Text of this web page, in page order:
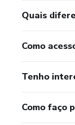
Quais
Como
Tenho
Como faço